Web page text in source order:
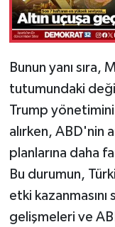
Bunun yanı sıra,
tutumundaki
Trump
alırken, ABD'nin
planlarına daha
Bu durumun,
etki
gelişmeleri ve